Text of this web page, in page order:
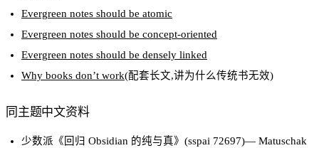
Evergreen notes should be atomic
Evergreen notes should be concept-oriented
Evergreen notes should be densely linked
Why books don’t work(配套长文,讲为什么传统书无效)
同主题中文资料
少数派《回归 Obsidian 的纯与真》(sspai 72697)— Matuschak